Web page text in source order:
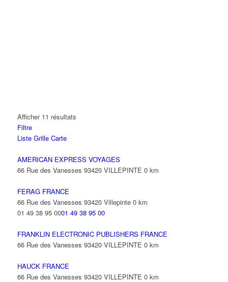
Afficher 11 résultats
Filtre
Liste Grille Carte
AMERICAN EXPRESS VOYAGES
66 Rue des Vanesses 93420 VILLEPINTE 0 km
FERAG FRANCE
66 Rue des Vanesses 93420 Villepinte 0 km
01 49 38 95 0001 49 38 95 00
FRANKLIN ELECTRONIC PUBLISHERS FRANCE
66 Rue des Vanesses 93420 VILLEPINTE 0 km
HAUCK FRANCE
66 Rue des Vanesses 93420 VILLEPINTE 0 km